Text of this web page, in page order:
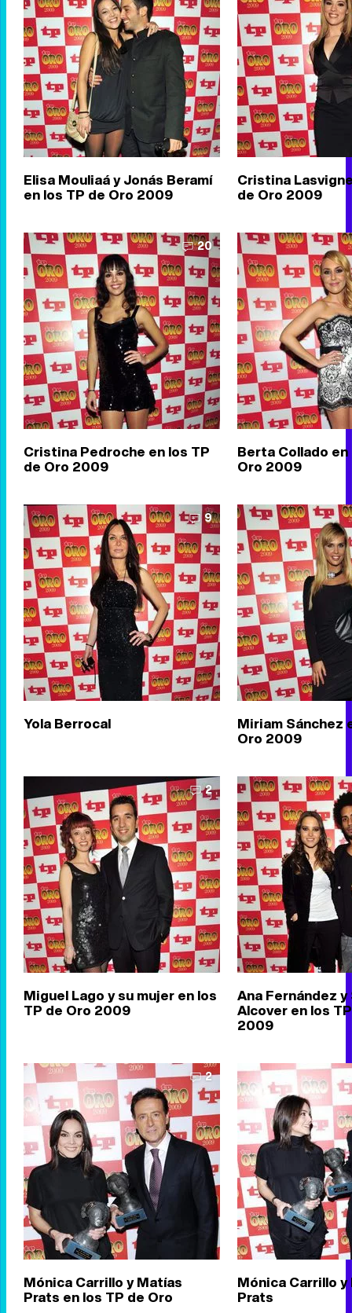
Elisa Mouliaá y Jonás Beramí
en los TP de Oro 2009
Cristina
de Oro 2009
20
Cristina Pedroche en los TP
de Oro 2009
Berta Collado
Oro 2009
9
Yola Berrocal Miriam Sánchez
Oro 2009
2
Miguel Lago y su mujer en los
TP de Oro 2009
Ana Fernández
Alcover en los
2009
2
Mónica Carrillo y Matías
Prats en los TP de Oro
Mónica Carrillo
Prats